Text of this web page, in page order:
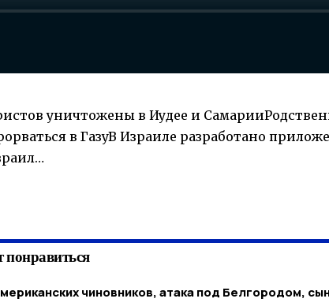
уничтожены в Иудее и
в ГазуВ Израиле разработано
чиновников, атака под Белгородом,